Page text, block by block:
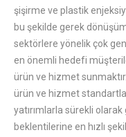
şişirme ve plastik
bu şekilde gerek
sektörlere yönelik çok
en önemli hedefi
ürün ve hizmet
ürün ve hizmet
yatırımlarla sürekli
beklentilerine en hızlı